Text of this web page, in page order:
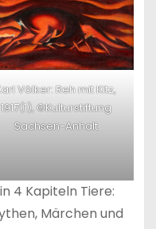
Völker: Reh mit Kitz,
1917(1), ©Kulturstiftung
Sachsen-Anhalt
4 Kapiteln Tiere:
Märchen und